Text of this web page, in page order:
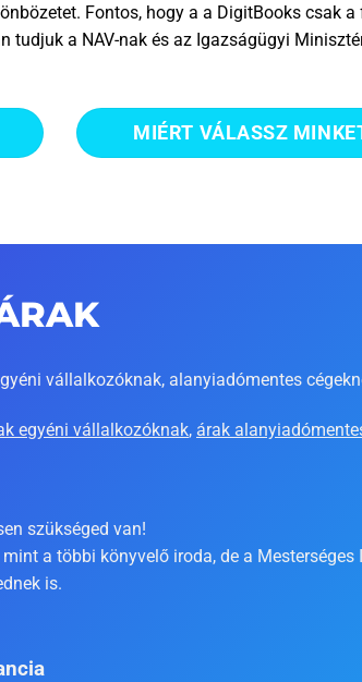
Fontos, hogy a a DigitBooks csak
tudjuk a NAV-nak és az Igazságügyi
MIÉRT VÁLASSZ
vállalkozóknak, alanyiadómentes
egyéni vállalkozóknak, árak
szükséged van!
a többi könyvelő iroda, de a
is.